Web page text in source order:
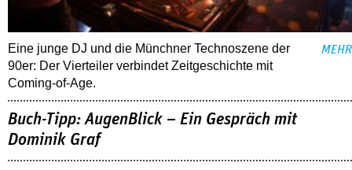
Eine junge DJ und die Münchner Technoszene der
90er: Der Vierteiler verbindet Zeitgeschichte mit
Coming-of-Age.
MEHR
Buch-Tipp: AugenBlick – Ein Gespräch mit
Dominik Graf